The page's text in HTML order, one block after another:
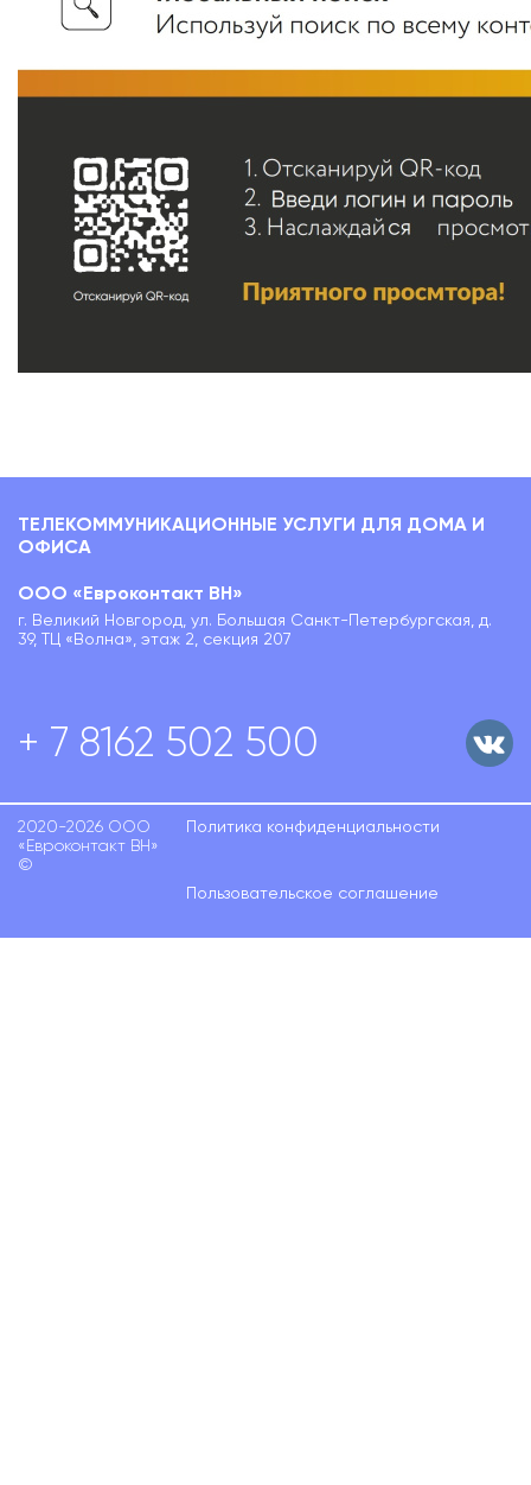
ТЕЛЕКОММУНИКАЦИОННЫЕ УСЛУГИ ДЛЯ ДОМА И
ОФИСА
ООО «Евроконтакт ВН»
г. Великий Новгород, ул. Большая Санкт-Петербургская, д.
39, ТЦ «Волна», этаж 2, секция 207
+ 7 8162 502 500
2020-2026 ООО
«Евроконтакт ВН»
©
Политика конфиденциальности
Пользовательское соглашение